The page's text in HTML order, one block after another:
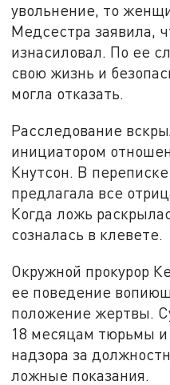
увольнение, то
Медсестра заявила,
изнасиловал. По ее
свою жизнь и
могла отказать.
Расследование
инициатором
Кнутсон. В
предлагала все
Когда ложь
созналась в клевете.
Окружной прокурор
ее поведение
положение жертвы.
18 месяцам тюрьмы и
надзора за
ложные показания.